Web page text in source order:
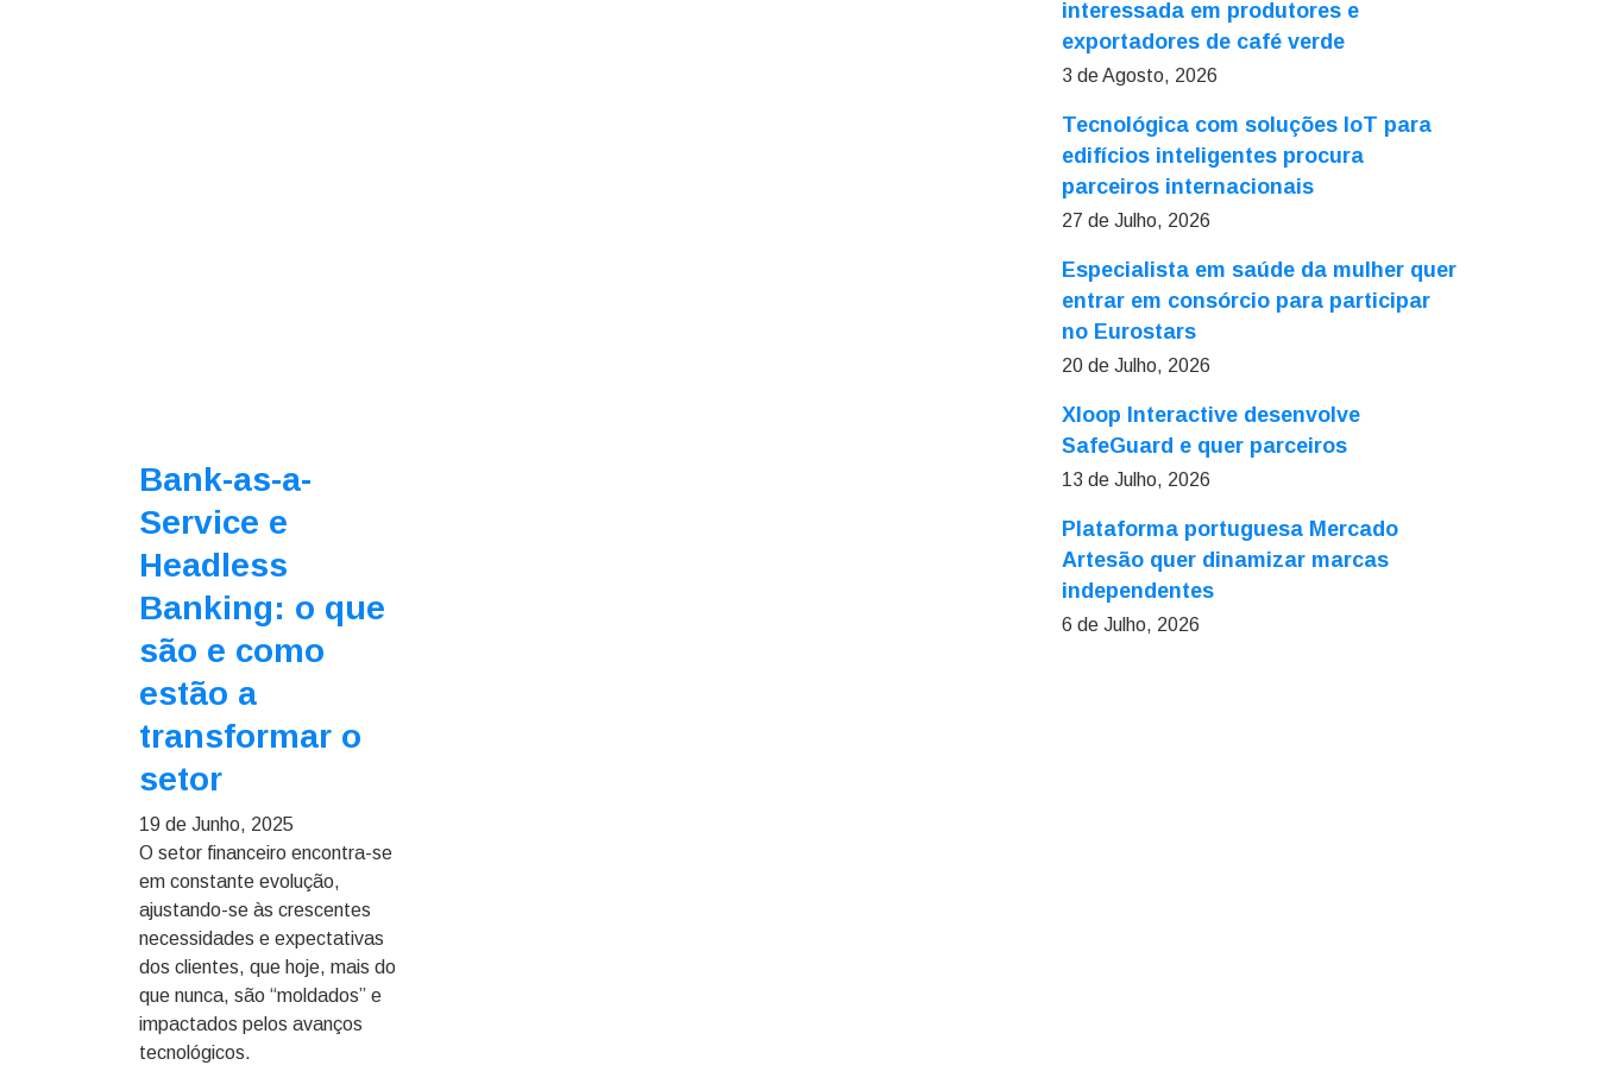
Bank-as-a-
Service e
Headless
Banking: o que
são e como
estão a
transformar o
setor
19 de Junho, 2025
O setor financeiro encontra-se
em constante evolução,
ajustando-se às crescentes
necessidades e expectativas
dos clientes, que hoje, mais do
que nunca, são “moldados” e
impactados pelos avanços
tecnológicos.
interessada em produtores e
exportadores de café verde
3 de Agosto, 2026
Tecnológica com soluções IoT para
edifícios inteligentes procura
parceiros internacionais
27 de Julho, 2026
Especialista em saúde da mulher quer
entrar em consórcio para participar
no Eurostars
20 de Julho, 2026
Xloop Interactive desenvolve
SafeGuard e quer parceiros
13 de Julho, 2026
Plataforma portuguesa Mercado
Artesão quer dinamizar marcas
independentes
6 de Julho, 2026